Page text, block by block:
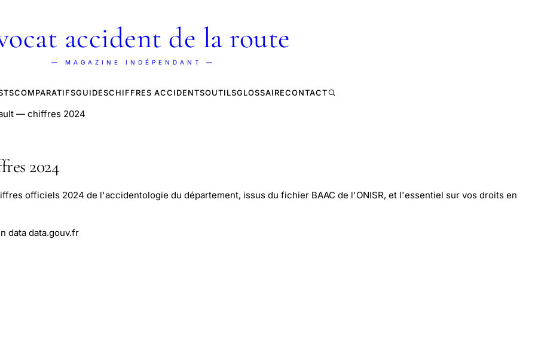
accident de la route
— MAGAZINE INDÉPENDANT —
COMPARATIFSGUIDESCHIFFRES ACCIDENTSOUTILSGLOSSAIRECONTACT
— chiffres 2024
2024
officiels 2024 de l'accidentologie du département, issus du fichier BAAC de l'ONISR, et l'essentiel sur vos droits en
data data.gouv.fr